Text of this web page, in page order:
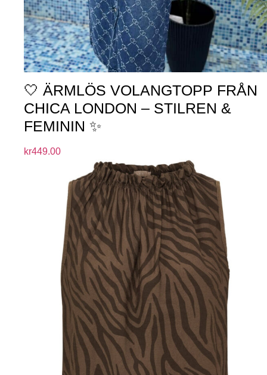
🤍 ÄRMLÖS VOLANGTOPP FRÅN
CHICA LONDON – STILREN &
FEMININ ✨
kr449.00